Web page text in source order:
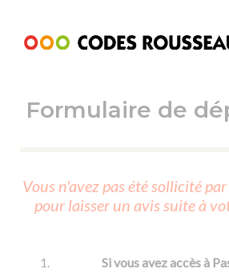
ESPACE ÉLÈVE
Code de la route
Passer l'ASSR
Réviser le code
Passer l'ETM
Permis voiture
Formulaire de
Vous n'avez pas été sollicité
pour laisser un avis suite à
Si vous avez accès à